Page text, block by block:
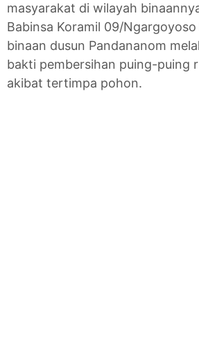
masyarakat di wilayah
Babinsa Koramil 09/
binaan dusun Pandananom
bakti pembersihan puing-puing
akibat tertimpa pohon.